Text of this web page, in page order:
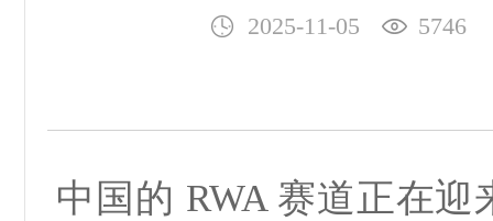
2025-11-05 5746
中国的 RWA赛道正在迎